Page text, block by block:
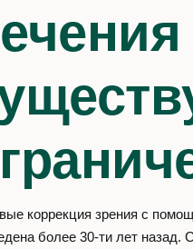
коррекция зрения с
более 30-ти лет назад.